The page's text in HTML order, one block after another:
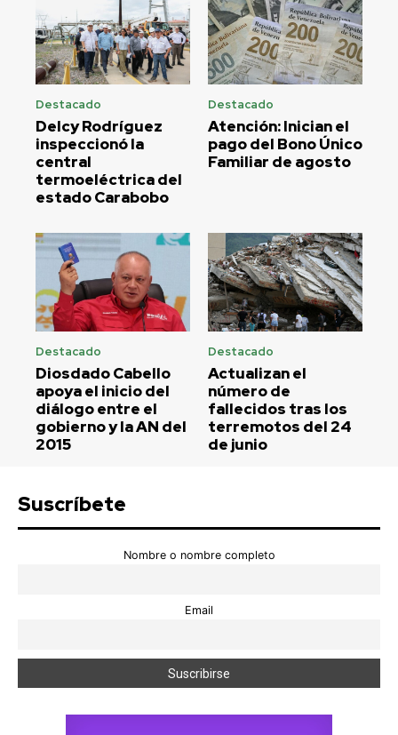
Destacado
Delcy Rodríguez
inspeccionó la
central
termoeléctrica del
estado Carabobo
Destacado
Atención: Inician el
pago del Bono Único
Familiar de agosto
Destacado
Diosdado Cabello
apoya el inicio del
diálogo entre el
gobierno y la AN del
2015
Destacado
Actualizan el
número de
fallecidos tras los
terremotos del 24
de junio
Suscríbete
Nombre o nombre completo
Email